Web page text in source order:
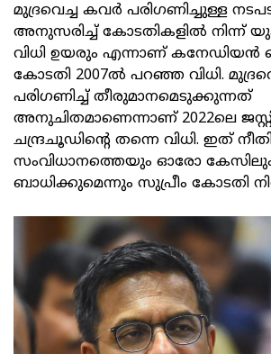
മുദ്രവെച്ച കവര്‍ പരിഗണിച്ചുള്ള
അനുസരിച്ച് കോടതികളില്‍ നിന്ന്
വിധി ഉയരും എന്നാണ്
കോടതി 2007ല്‍ പറഞ്ഞ വിധി.
പരിഗണിച്ച് തീരുമാനമെടുക്കുന്നത്
അനുചിതമാണെന്നാണ് 2022ലെ
ചന്ദ്രചൂഡിന്റെ തന്നെ വിധി. ഇത്
സംവിധാനത്തെയും ഓരോ കേസിലും
ബാധിക്കുമെന്നും സുപ്രീം കോടതി